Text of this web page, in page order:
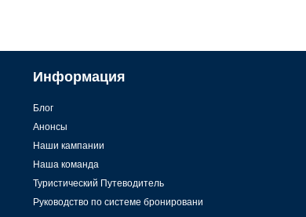
Информация
Блог
Анонсы
Наши кампании
Наша команда
Туристический Путеводитель
Руководство по системе бронировани